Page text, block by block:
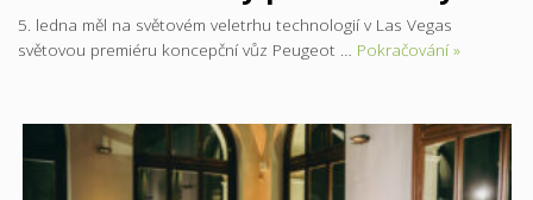
5. ledna měl na světovém veletrhu technologií v Las Vegas
světovou premiéru koncepční vůz Peugeot … Pokračování »